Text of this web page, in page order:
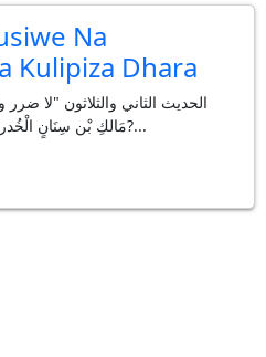
Na
Kulipiza Dhara
الحديث الثاني والثلاثون "لا
مَالكِ بْن سِنَانٍ الْخُدريِّ رضي الله عنه أَنَّ رَسُولَ اللّ?...